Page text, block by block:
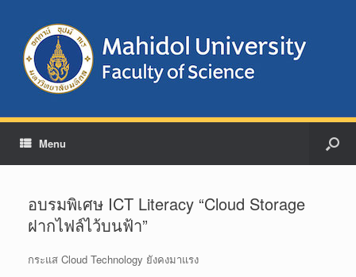
Menu
อบรมพิเศษ ICT Literacy “Cloud Storage
ฝากไฟล์ไว้บนฟ้า”
กระแส Cloud Technology ยังคงมาแรง